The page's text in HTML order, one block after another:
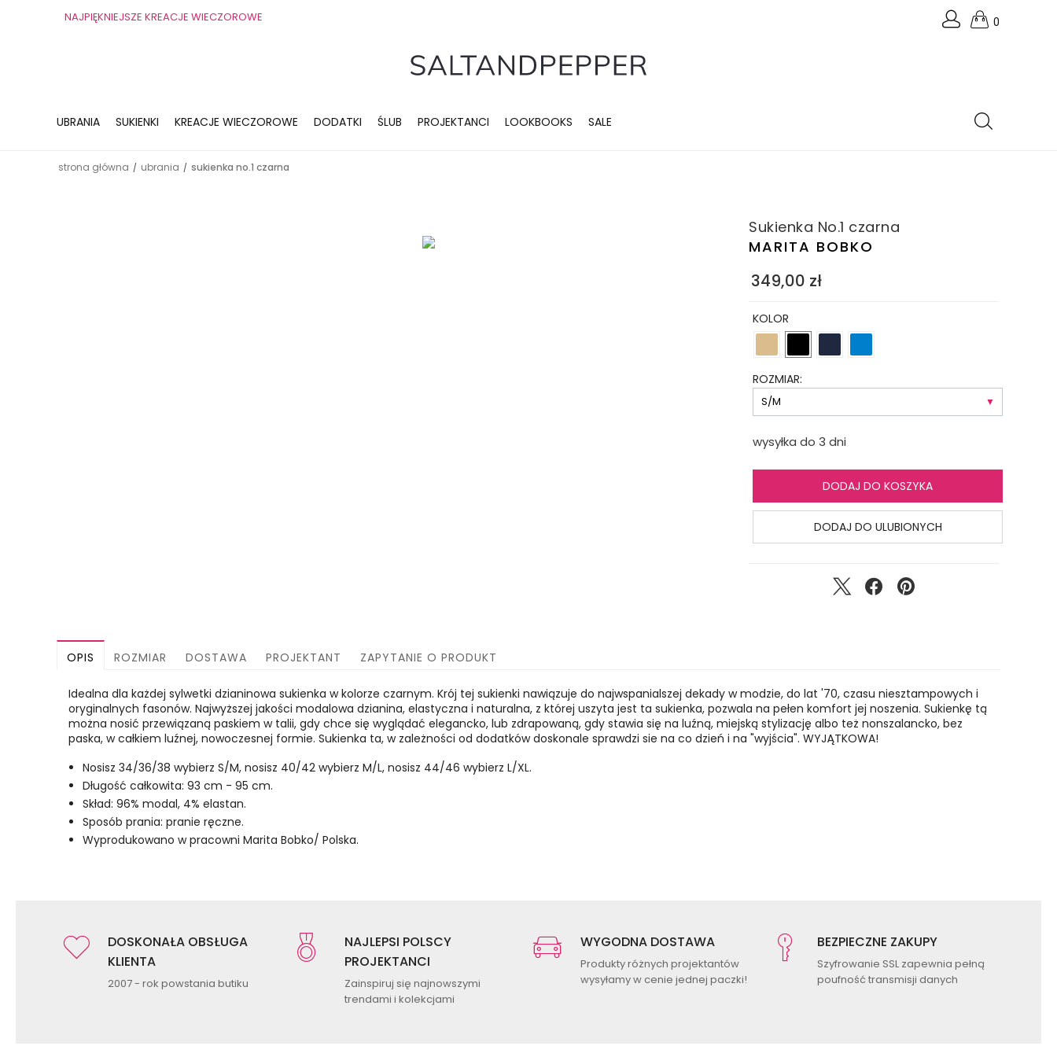
NAJPIĘKNIEJSZE KREACJE WIECZOROWE 0
UBRANIA SUKIENKI KREACJE WIECZOROWE DODATKI ŚLUB PROJEKTANCI LOOKBOOKS SALE
strona główna / ubrania / sukienka no.1 czarna
Sukienka No.1 czarna
MARITA BOBKO
349,00 zł
KOLOR
ROZMIAR:
wysyłka do 3 dni
DODAJ DO KOSZYKA
DODAJ DO ULUBIONYCH
OPIS ROZMIAR DOSTAWA PROJEKTANT ZAPYTANIE O PRODUKT
Idealna dla każdej sylwetki dzianinowa sukienka w kolorze czarnym. Krój tej sukienki nawiązuje do najwspanialszej dekady w modzie, do lat '70, czasu niesztampowych i
oryginalnych fasonów. Najwyższej jakości modalowa dzianina, elastyczna i naturalna, z której uszyta jest ta sukienka, pozwala na pełen komfort jej noszenia. Sukienkę tą
można nosić przewiązaną paskiem w talii, gdy chce się wyglądać elegancko, lub zdrapowaną, gdy stawia się na luźną, miejską stylizację albo też nonszalancko, bez
paska, w całkiem luźnej, nowoczesnej formie. Sukienka ta, w zależności od dodatków doskonale sprawdzi sie na co dzień i na "wyjścia". WYJĄTKOWA!
Nosisz 34/36/38 wybierz S/M, nosisz 40/42 wybierz M/L, nosisz 44/46 wybierz L/XL.
Długość całkowita: 93 cm - 95 cm.
Skład: 96% modal, 4% elastan.
Sposób prania: pranie ręczne.
Wyprodukowano w pracowni Marita Bobko/ Polska.
DOSKONAŁA OBSŁUGA
KLIENTA
2007 - rok powstania butiku
NAJLEPSI POLSCY
PROJEKTANCI
Zainspiruj się najnowszymi
trendami i kolekcjami
WYGODNA DOSTAWA
Produkty różnych projektantów
wysyłamy w cenie jednej paczki!
BEZPIECZNE ZAKUPY
Szyfrowanie SSL zapewnia pełną
poufność transmisji danych